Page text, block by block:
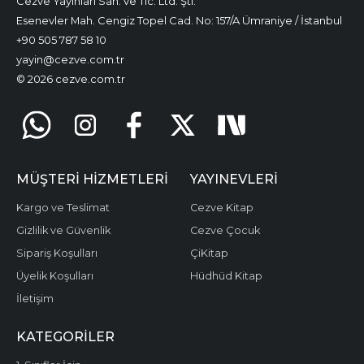
Esenevler Mah. Cengiz Topel Cad. No: 157/A Ümraniye / İstanbul
+90 505 787 58 10
yayin@cezve.com.tr
© 2026 cezve.com.tr
MÜŞTERI HIZMETLERI
Kargo ve Teslimat
Gizlilik ve Güvenlik
Sipariş Koşulları
Üyelik Koşulları
İletişim
YAYINEVLERI
Cezve Kitap
Cezve Çocuk
ÇiKitap
Hüdhüd Kitap
KATEGORILER